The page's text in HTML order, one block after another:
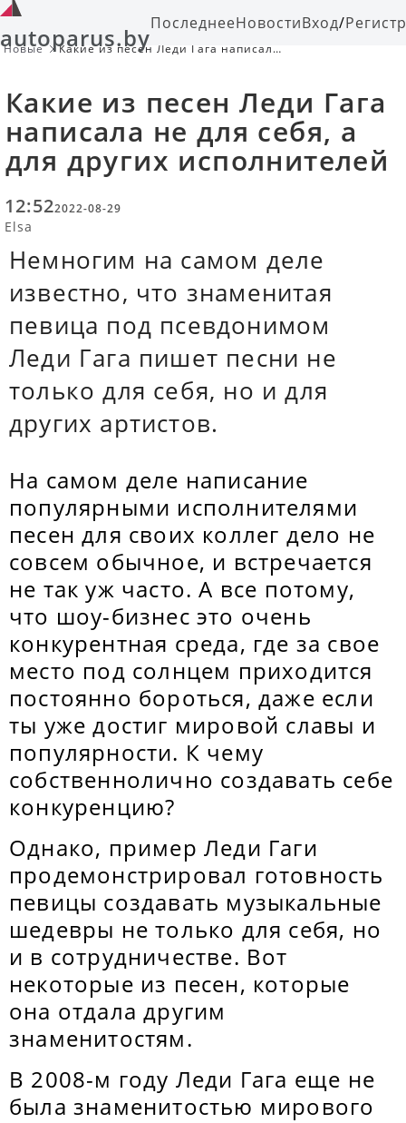
autoparus.byПоследнееНовостиВход/
Новые
Какие из песен Леди Гага написала
Какие из песен Леди Гага
написала не для себя, а
для других исполнителей
12:522022-08-29
Elsa
Немногим на самом деле
известно, что знаменитая
певица под псевдонимом
Леди Гага пишет песни не
только для себя, но и для
других артистов.
На самом деле написание
популярными исполнителями
песен для своих коллег дело не
совсем обычное, и встречается
не так уж часто. А все потому,
что шоу-бизнес это очень
конкурентная среда, где за свое
место под солнцем приходится
постоянно бороться, даже если
ты уже достиг мировой славы и
популярности. К чему
собственнолично создавать себе
конкуренцию?
Однако, пример Леди Гаги
продемонстрировал готовность
певицы создавать музыкальные
шедевры не только для себя, но
и в сотрудничестве. Вот
некоторые из песен, которые
она отдала другим
знаменитостям.
В 2008-м году Леди Гага еще не
была знаменитостью мирового